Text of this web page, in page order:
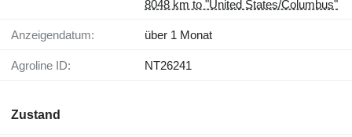
8048 km to "United States/Columbus"
Anzeigendatum: über 1 Monat
Agroline ID: NT26241
Zustand